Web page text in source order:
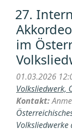
27.
im
01.03.2026
Volksliedwerk,
Kontakt:
Volksliedwerke